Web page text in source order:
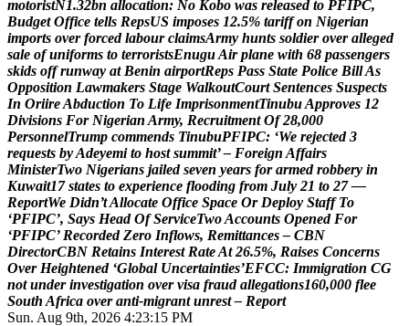
motoristN1.32bn allocation: No Kobo was released to PFIPC,
Budget Office tells RepsUS imposes 12.5% tariff on Nigerian
imports over forced labour claimsArmy hunts soldier over alleged
sale of uniforms to terroristsEnuguAir plane with 68 passengers
skids off runway at Benin airportReps Pass State Police BillAs
Opposition Lawmakers Stage WalkoutCourt Sentences Suspects
In OriireAbduction To Life ImprisonmentTinubuApproves 12
Divisions For Nigerian Army, Recruitment Of 28,000
PersonnelTrump commends TinubuPFIPC: ‘We rejected 3
requests byAdeyemi to host summit’ – Foreign Affairs
MinisterTwo Nigerians jailed seven years for armed robbery in
Kuwait17 states to experience flooding from July 21 to 27 —
ReportWe Didn’tAllocate Office Space Or Deploy Staff To
‘PFIPC’, Says Head Of ServiceTwoAccounts Opened For
‘PFIPC’ Recorded Zero Inflows, Remittances – CBN
DirectorCBN Retains Interest RateAt 26.5%, Raises Concerns
Over Heightened ‘Global Uncertainties’EFCC: Immigration CG
not under investigation over visa fraud allegations160,000 flee
South Africa over anti-migrant unrest – Report
Sun. Aug 9th, 2026 4:23:16 PM